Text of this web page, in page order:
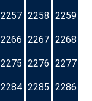
2257 2258 2259
2266 2267 2268
2275 2276 2277
2284 2285 2286